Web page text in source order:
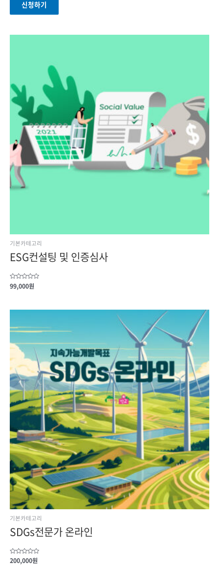
신청하기
기본카테고리
ESG컨설팅 및 인증심사
Rated
0
99,000원
기본카테고리
SDGs전문가 온라인
Rated
200,000원